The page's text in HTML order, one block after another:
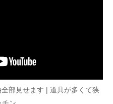
部見せます | 道具が多くて狭